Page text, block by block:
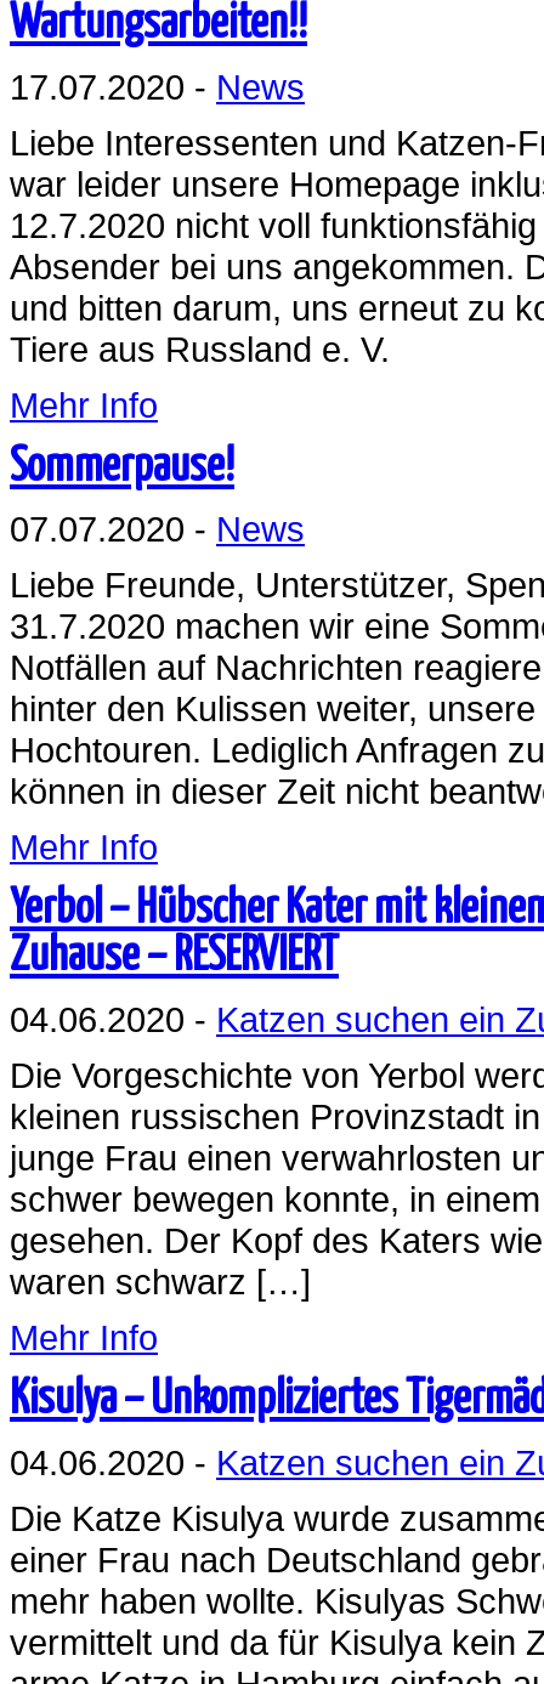
Wartungsarbeiten!!
17.07.2020 - News
Liebe Interessenten und Katzen-
war leider unsere Homepage
12.7.2020 nicht voll
Absender bei uns angekommen.
und bitten darum, uns erneut zu
Tiere aus Russland e. V.
Mehr Info
Sommerpause!
07.07.2020 - News
Liebe Freunde, Unterstützer,
31.7.2020 machen wir eine
Notfällen auf Nachrichten
hinter den Kulissen weiter,
Hochtouren. Lediglich Anfragen
können in dieser Zeit nicht
Mehr Info
Yerbol – Hübscher Kater mit
Zuhause – RESERVIERT
04.06.2020 - Katzen suchen ein
Die Vorgeschichte von Yerbol
kleinen russischen Provinzstadt
junge Frau einen verwahrlosten
schwer bewegen konnte, in
gesehen. Der Kopf des Katers
waren schwarz […]
Mehr Info
Kisulya – Unkompliziertes
04.06.2020 - Katzen suchen ein
Die Katze Kisulya wurde
einer Frau nach Deutschland
mehr haben wollte. Kisulyas
vermittelt und da für Kisulya kein